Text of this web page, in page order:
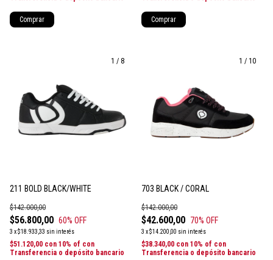
Comprar Comprar
1 / 8
211 BOLD BLACK/WHITE
$56.800,00
$142.000,00
60% OFF
3 x$18.933,33 sin interés
$51.120,00 con 10% of con
Transferencia o depósito bancario
1 / 10
703 BLACK / CORAL
$42.600,00
$142.000,00
70% OFF
3 x$14.200,00 sin interés
$38.340,00 con 10% of con
Transferencia o depósito bancario